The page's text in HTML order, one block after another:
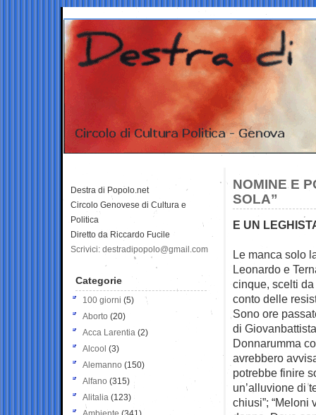
NOMINE E
SOLA”
E UN
Le manca solo
Leonardo e
cinque, scelti
conto delle
Sono ore
di
Donnarumma
avrebbero
potrebbe finire
un’alluvione di
chiusi”; “Meloni
Destra di Popolo.net
Circolo Genovese di Cultura e
Politica
Diretto da Riccardo Fucile
Scrivici: destradipopolo@gmail.com
Categorie
100 giorni (5)
Aborto (20)
Acca Larentia (2)
Alcool (3)
Alemanno (150)
Alfano (315)
Alitalia (123)